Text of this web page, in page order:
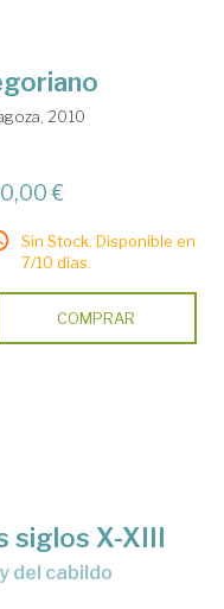
2010
€
Sin Stock. Disponible en
7/10 días.
COMPRAR
siglos X-XIII